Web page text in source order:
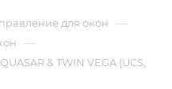
для окон —
—
& TWIN VEGA (UCS,